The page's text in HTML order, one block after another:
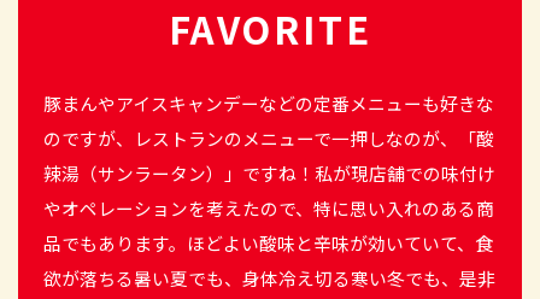
FAVORITE
豚まんやアイスキャンデーなどの定番メニューも好きな
のですが、レストランのメニューで一押しなのが、「酸
辣湯（サンラータン）」ですね！私が現店舗での味付け
やオペレーションを考えたので、特に思い入れのある商
品でもあります。ほどよい酸味と辛味が効いていて、食
欲が落ちる暑い夏でも、身体冷え切る寒い冬でも、是非